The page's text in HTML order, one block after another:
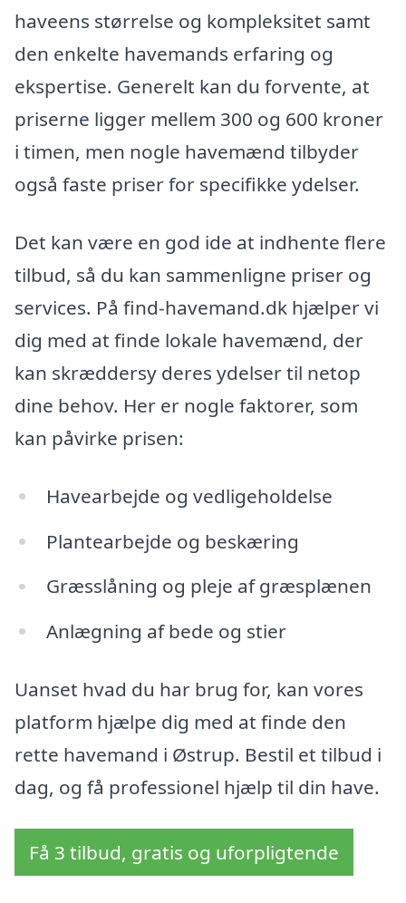
haveens størrelse og kompleksitet samt
den enkelte havemands erfaring og
ekspertise. Generelt kan du forvente, at
priserne ligger mellem 300 og 600 kroner
i timen, men nogle havemænd tilbyder
også faste priser for specifikke ydelser.
Det kan være en god ide at indhente flere
tilbud, så du kan sammenligne priser og
services. På find-havemand.dk hjælper vi
dig med at finde lokale havemænd, der
kan skræddersy deres ydelser til netop
dine behov. Her er nogle faktorer, som
kan påvirke prisen:
Havearbejde og vedligeholdelse
Plantearbejde og beskæring
Græsslåning og pleje af græsplænen
Anlægning af bede og stier
Uanset hvad du har brug for, kan vores
platform hjælpe dig med at finde den
rette havemand i Østrup. Bestil et tilbud i
dag, og få professionel hjælp til din have.
Få 3 tilbud, gratis og uforpligtende